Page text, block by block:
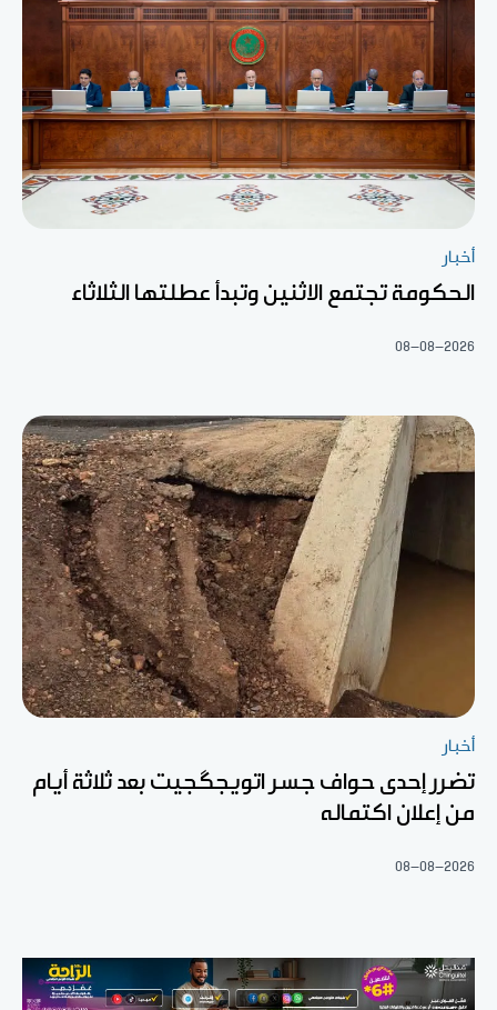
أخبار
الحكومة تجتمع الاثنين وتبدأ عطلتها الثلاثاء
08-08-2026
أخبار
تضرر إحدى حواف جسر اتويجگجيت بعد ثلاثة أيام
من إعلان اكتماله
08-08-2026